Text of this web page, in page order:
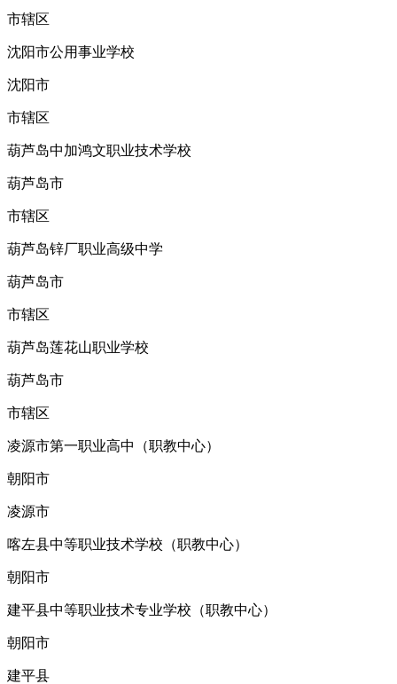
市辖区
沈阳市公用事业学校
沈阳市
市辖区
葫芦岛中加鸿文职业技术学校
葫芦岛市
市辖区
葫芦岛锌厂职业高级中学
葫芦岛市
市辖区
葫芦岛莲花山职业学校
葫芦岛市
市辖区
凌源市第一职业高中（职教中心）
朝阳市
凌源市
喀左县中等职业技术学校（职教中心）
朝阳市
建平县中等职业技术专业学校（职教中心）
朝阳市
建平县